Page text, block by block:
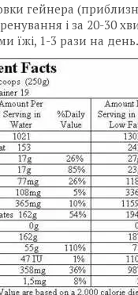
гейнера
і за 20-30
їжі, 1-3 рази на день.